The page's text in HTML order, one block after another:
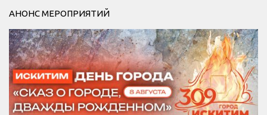
АНОНС МЕРОПРИЯТИЙ